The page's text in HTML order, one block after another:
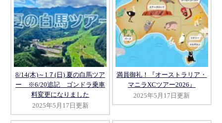
8/14(木)～1７(日) 夏の白馬ツア
ー ※6/20追記 ゴンドラ乗車
料変更になりました
2025年5月17日更新
満員御礼！『オーストラリア・
マニラXCツアー2026』
2025年5月17日更新